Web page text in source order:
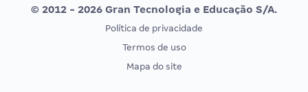
Vunesp
CONCURSOS POR PROFISSÃO
EXAME DE ORDEM
© 2012 - 2026 Gran Tecnologia e Educação S/A.
Política de privacidade
Termos de uso
Mapa do site